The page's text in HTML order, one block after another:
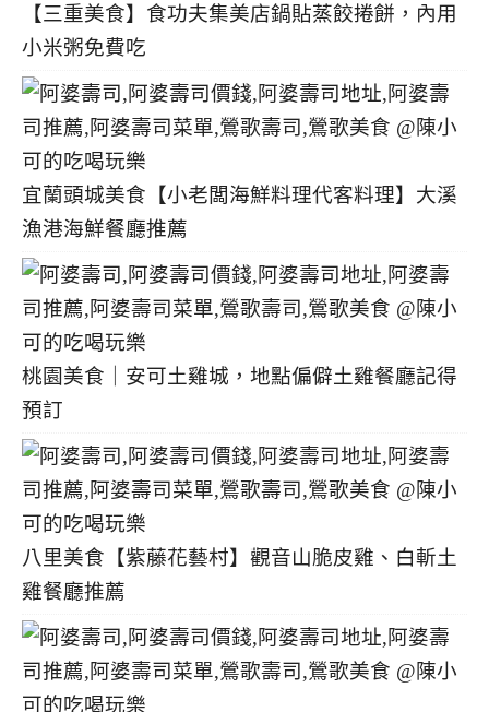
【三重美食】食功夫集美店鍋貼蒸餃捲餅，內用
小米粥免費吃
宜蘭頭城美食【小老闆海鮮料理代客料理】大溪
漁港海鮮餐廳推薦
桃園美食｜安可土雞城，地點偏僻土雞餐廳記得
預訂
八里美食【紫藤花藝村】觀音山脆皮雞、白斬土
雞餐廳推薦